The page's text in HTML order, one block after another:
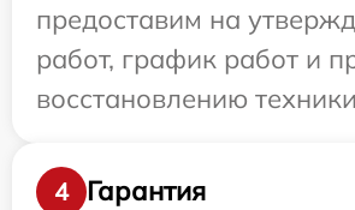
предоставим на
работ, график работ и
восстановлению
4
Гарантия